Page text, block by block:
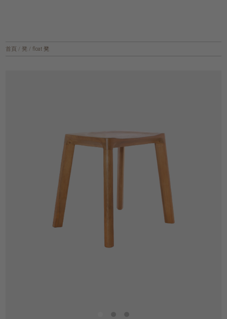
首頁 / 凳 / float 凳